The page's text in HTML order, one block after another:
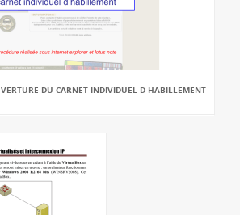
DU CARNET INDIVIDUEL D HABILLEMENT